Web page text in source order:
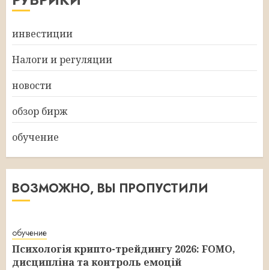
инвестиции
Налоги и регуляции
новости
обзор бирж
обучение
ВОЗМОЖНО, ВЫ ПРОПУСТИЛИ
обучение
Психологія крипто-трейдингу 2026: FOMO,
дисципліна та контроль емоцій